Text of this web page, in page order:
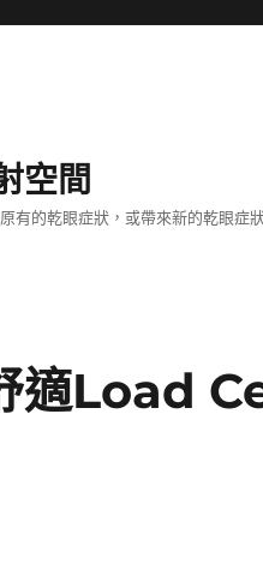
空間
有的乾眼症狀，或帶來新的乾眼
適Load